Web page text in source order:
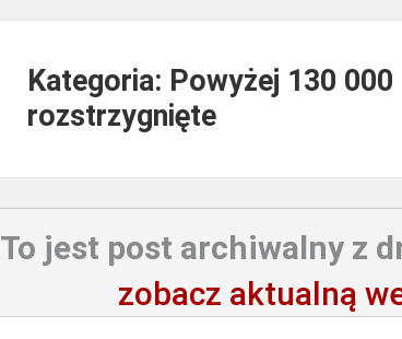
Kategoria: Powyżej 130
rozstrzygnięte
To jest post archiwalny z
zobacz aktualną